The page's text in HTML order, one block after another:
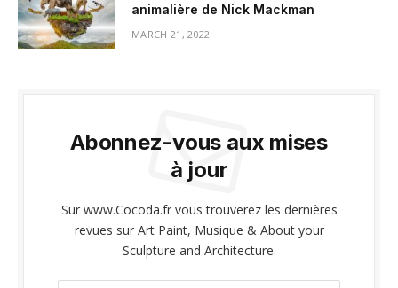
animalière de Nick Mackman
MARCH 21, 2022
Abonnez-vous aux mises
à jour
Sur www.Cocoda.fr vous trouverez les dernières
revues sur Art Paint, Musique & About your
Sculpture and Architecture.